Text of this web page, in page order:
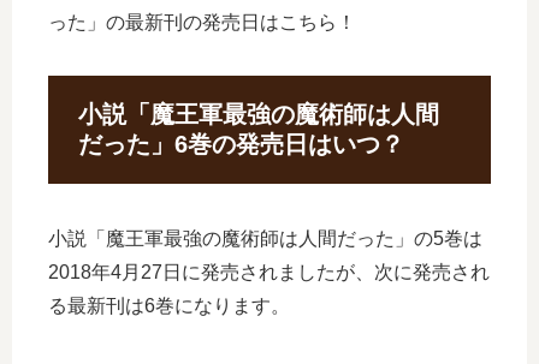
った」の最新刊の発売日はこちら！
小説「魔王軍最強の魔術師は人間
だった」6巻の発売日はいつ？
小説「魔王軍最強の魔術師は人間だった」の5巻は
2018年4月27日に発売されましたが、次に発売され
る最新刊は6巻になります。